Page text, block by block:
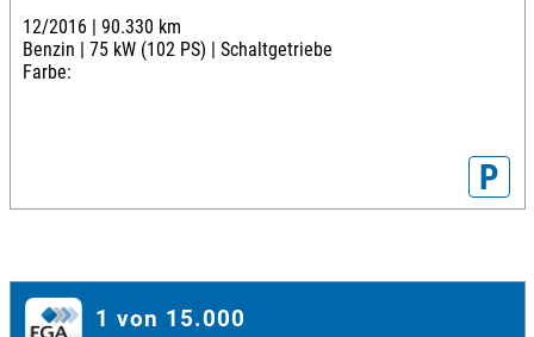
12/2016 | 90.330 km
Benzin | 75 kW (102 PS) | Schaltgetriebe
Farbe:
P
1 von 15.000